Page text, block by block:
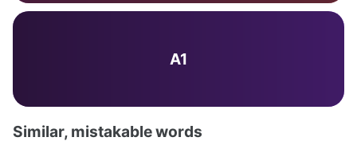
A1
Similar, mistakable words